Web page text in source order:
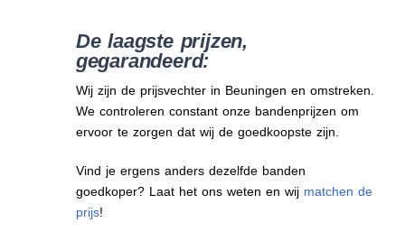
De laagste prijzen,
gegarandeerd:
Wij zijn de prijsvechter in Beuningen en omstreken.
We controleren constant onze bandenprijzen om
ervoor te zorgen dat wij de goedkoopste zijn.
Vind je ergens anders dezelfde banden
goedkoper? Laat het ons weten en wij matchen de
prijs!